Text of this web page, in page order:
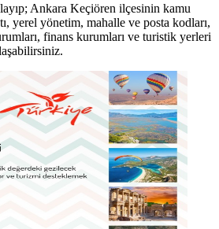
Ankara Keçiören ilçesinin kamu
yerel yönetim, mahalle ve posta kodları,
finans kurumları ve turistik yerleri